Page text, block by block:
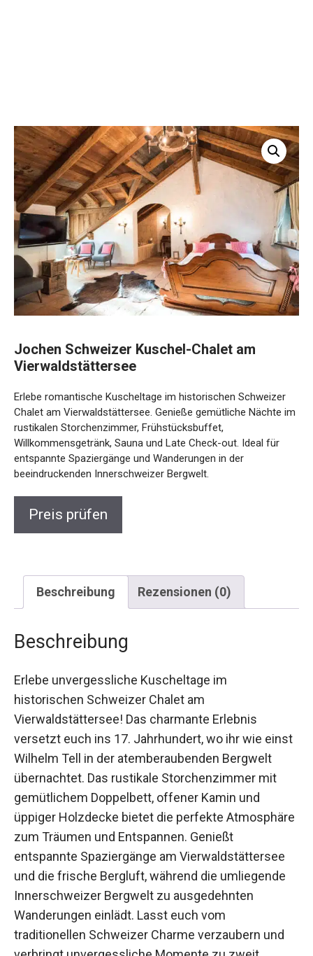
Jochen Schweizer Kuschel-Chalet am
Vierwaldstättersee
Erlebe romantische Kuscheltage im historischen Schweizer
Chalet am Vierwaldstättersee. Genieße gemütliche Nächte
im rustikalen Storchenzimmer, Frühstücksbuffet,
Willkommensgetränk, Sauna und Late Check-out. Ideal für
entspannte Spaziergänge und Wanderungen in der
beeindruckenden Innerschweizer Bergwelt.
Preis prüfen
Beschreibung Rezensionen (0)
Beschreibung
Erlebe unvergessliche Kuscheltage im
historischen Schweizer Chalet am
Vierwaldstättersee! Das charmante Erlebnis
versetzt euch ins 17. Jahrhundert, wo ihr wie
einst Wilhelm Tell in der atemberaubenden
Bergwelt übernachtet. Das rustikale
Storchenzimmer mit gemütlichem Doppelbett,
offener Kamin und üppiger Holzdecke bietet die
perfekte Atmosphäre zum Träumen und
Entspannen. Genießt entspannte Spaziergänge
am Vierwaldstättersee und die frische Bergluft,
während die umliegende Innerschweizer
Bergwelt zu ausgedehnten Wanderungen einlädt.
Lasst euch vom traditionellen Schweizer Charme
verzaubern und verbringt unvergessliche